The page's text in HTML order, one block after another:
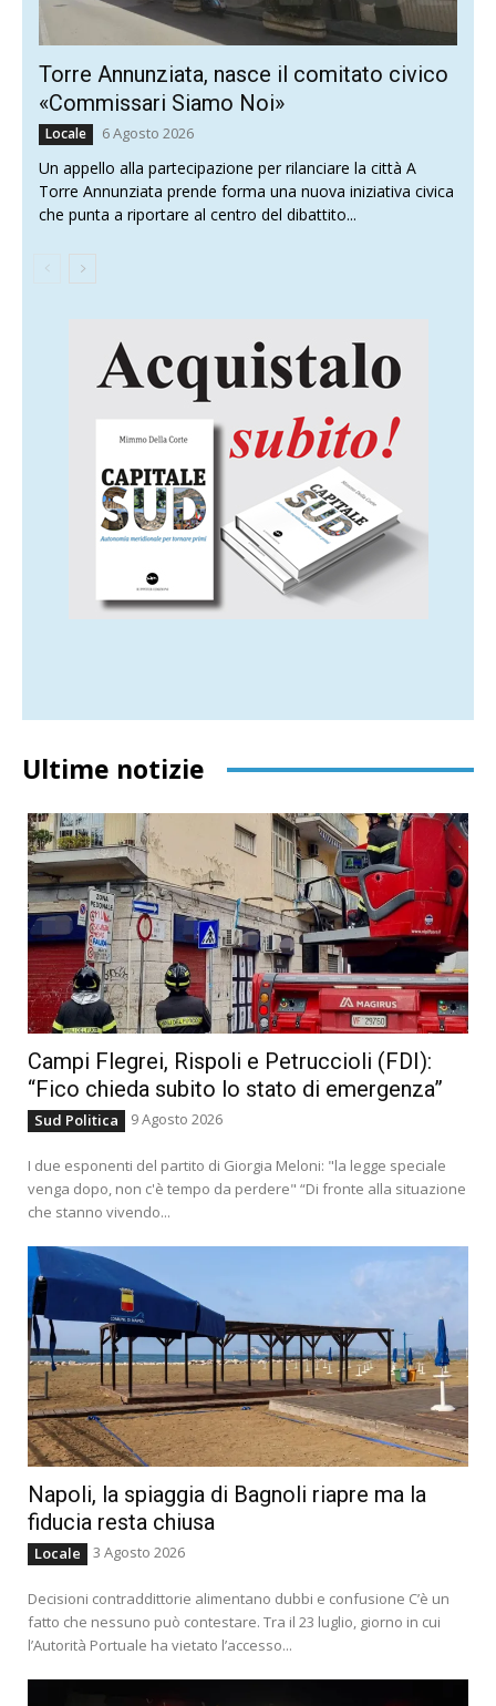
Torre Annunziata, nasce il comitato civico
«Commissari Siamo Noi»
Locale 6 Agosto 2026
Un appello alla partecipazione per rilanciare la città A
Torre Annunziata prende forma una nuova iniziativa civica
che punta a riportare al centro del dibattito...
Ultime notizie
Campi Flegrei, Rispoli e Petruccioli (FDI):
“Fico chieda subito lo stato di emergenza”
Sud Politica 9 Agosto 2026
I due esponenti del partito di Giorgia Meloni: "la legge speciale
venga dopo, non c'è tempo da perdere" “Di fronte alla situazione
che stanno vivendo...
Napoli, la spiaggia di Bagnoli riapre ma la
fiducia resta chiusa
Locale 3 Agosto 2026
Decisioni contraddittorie alimentano dubbi e confusione C’è un
fatto che nessuno può contestare. Tra il 23 luglio, giorno in cui
l’Autorità Portuale ha vietato l’accesso...